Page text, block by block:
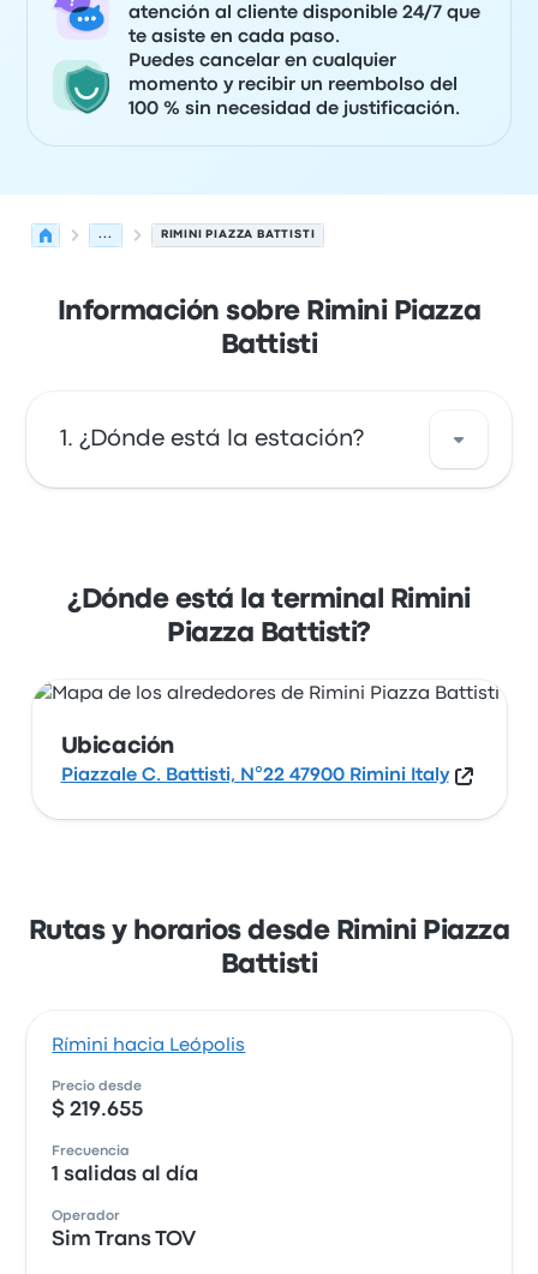
atención al cliente disponible 24/7 que
te asiste en cada paso.
Puedes cancelar en cualquier
momento y recibir un reembolso del
100 % sin necesidad de justificación.
... RIMINI PIAZZA BATTISTI
Información sobre Rimini Piazza
Battisti
¿Dónde está la estación?
Revisa la ubicación de esta parada de
autobús en Rímini en un mapa.
¿Dónde está la terminal Rimini
Piazza Battisti?
Ubicación
Piazzale C. Battisti, N°22 47900 Rimini Italy
Rutas y horarios desde Rimini Piazza
Battisti
Rímini hacia Leópolis
Precio desde
$ 219.655
Frecuencia
1 salidas al día
Operador
Sim Trans TOV